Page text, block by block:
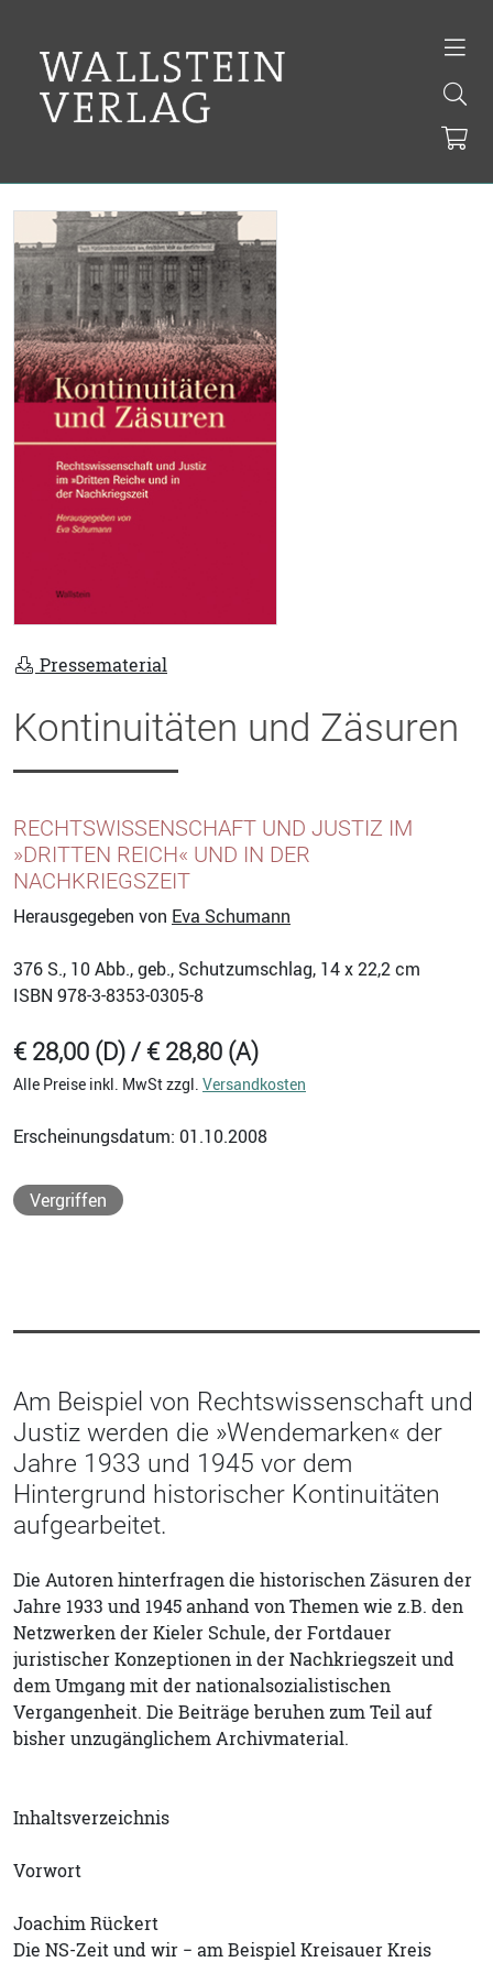
Pressematerial
Kontinuitäten und Zäsuren
RECHTSWISSENSCHAFT UND JUSTIZ IM
»DRITTEN REICH« UND IN DER
NACHKRIEGSZEIT
Herausgegeben von Eva Schumann
376 S., 10 Abb., geb., Schutzumschlag, 14 x 22,2 cm
ISBN 978-3-8353-0305-8
€ 28,00 (D) / € 28,80 (A)
Alle Preise inkl. MwSt zzgl. Versandkosten
Erscheinungsdatum: 01.10.2008
Vergriffen
Am Beispiel von Rechtswissenschaft und
Justiz werden die »Wendemarken« der
Jahre 1933 und 1945 vor dem
Hintergrund historischer Kontinuitäten
aufgearbeitet.
Die Autoren hinterfragen die historischen Zäsuren der
Jahre 1933 und 1945 anhand von Themen wie z.B. den
Netzwerken der Kieler Schule, der Fortdauer
juristischer Konzeptionen in der Nachkriegszeit und
dem Umgang mit der nationalsozialistischen
Vergangenheit. Die Beiträge beruhen zum Teil auf
bisher unzugänglichem Archivmaterial.
Inhaltsverzeichnis
Vorwort
Joachim Rückert
Die NS-Zeit und wir − am Beispiel Kreisauer Kreis